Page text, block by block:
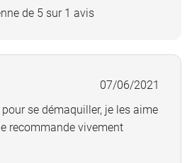
normal.
de 5 sur 1 avis
07/06/2021
se démaquiller, je les aime
recommande vivement